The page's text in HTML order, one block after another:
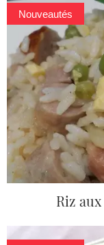
Nouveautés
Riz